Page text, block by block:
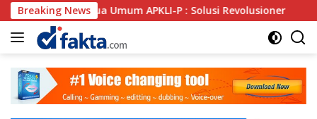
Langsung
ke
konten
Breaking News
Umum APKLI-P : Solusi Revolusioner Oknum